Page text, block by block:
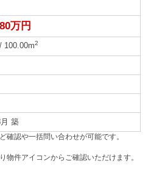
万円
/ 100.00m2
築
確認や一括問い合わせが可能です。
物件アイコンからご確認いただけます。